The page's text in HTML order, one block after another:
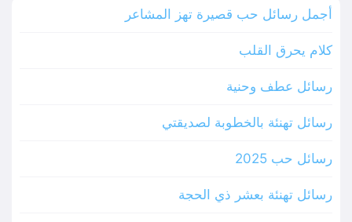
أجمل رسائل حب قصيرة تهز المشاعر
كلام يحرق القلب
رسائل عطف وحنية
رسائل تهنئة بالخطوبة لصديقتي
رسائل حب 2025
رسائل تهنئة بعشر ذي الحجة